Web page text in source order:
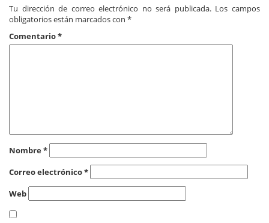
Tu dirección de correo electrónico no será publicada. Los campos
obligatorios están marcados con *
Comentario*
Nombre*
Correo electrónico*
Web